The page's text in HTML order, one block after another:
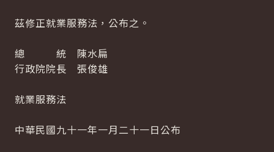
茲修正就業服務法，公布之。
總 統 陳水扁
行政院院長 張俊雄
就業服務法
中華民國九十一年一月二十一日公布